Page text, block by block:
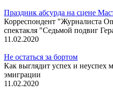
Праздник абсурда на сцене
Корреспондент "Журналиста
спектакля "Седьмой подвиг
11.02.2020
Не остаться за бортом
Как выглядит успех и неуспех
эмиграции
11.02.2020